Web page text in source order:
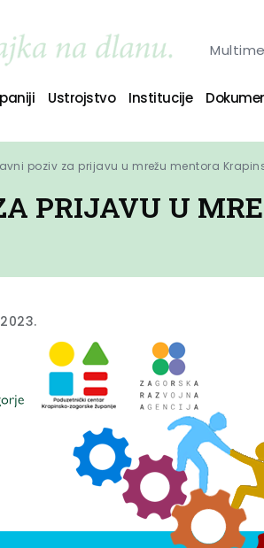
Ustrojstvo Institucije
poziv za prijavu u mrežu mentora
PRIJAVU U